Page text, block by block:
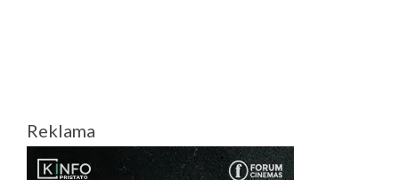
FILMĄ
Reklama